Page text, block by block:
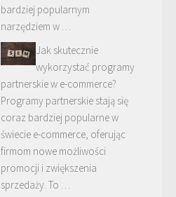
bardziej popularnym
narzędziem w …
Jak skutecznie
wykorzystać programy
partnerskie w e-commerce?
Programy partnerskie stają się
coraz bardziej popularne w
świecie e-commerce, oferując
firmom nowe możliwości
promocji i zwiększenia
sprzedaży. To …